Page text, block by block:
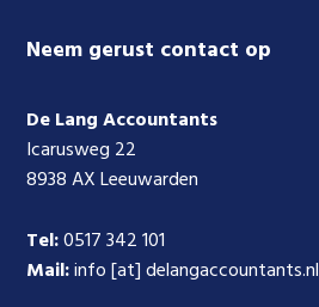
Footer
Neem gerust contact op
De Lang Accountants
Icarusweg 22
8938 AX Leeuwarden
Tel:0517 342 101
Mail:info [at] delangaccountants.nl